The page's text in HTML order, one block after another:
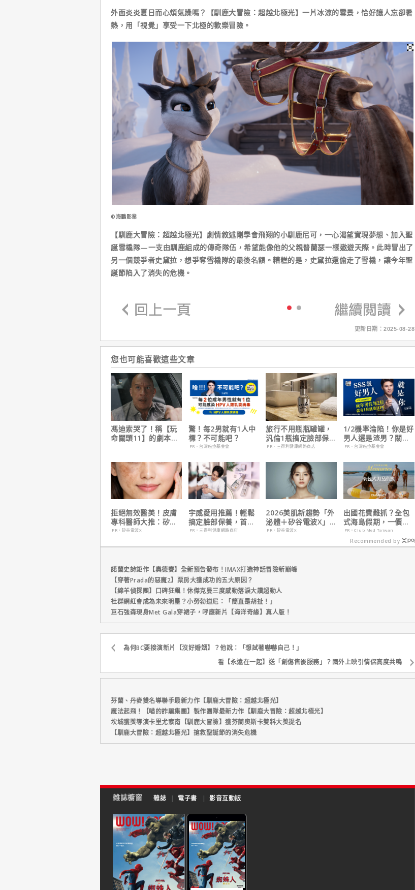
外面炎炎夏日而心煩氣躁嗎？【馴鹿大冒險：超越北極光】一片冰涼的雪景，恰好讓人忘卻暑
熱，用「視覺」享受一下北極的歡樂冒險。
©海鵬影業
【馴鹿大冒險：超越北極光】劇情敘述剛學會飛翔的小馴鹿尼可，一心渴望實現夢想、加入聖
誕雪橇隊—一支由馴鹿組成的傳奇隊伍，希望能像他的父親普蘭瑟一樣遨遊天際。此時冒出了
另一個競爭者史黛拉，想爭奪雪橇隊的最後名額。糟糕的是，史黛拉還偷走了雪橇，讓今年聖
誕節陷入了消失的危機。
更新日期：2025-08-28
您也可能喜歡這些文章
馮迪索哭了！稱【玩
命關頭11】的劇本是
驚！每2男就有1人中
標？不可能吧？
PR・台灣癌症基金會
旅行不用瓶瓶罐罐，
汎倫1瓶搞定臉部保
養！
PR・三得利健康網路商店
1/2機率淪陷！你是好
男人還是渣男？關鍵
在這
PR・台灣癌症基金會
拒絕無效醫美！皮膚
專科醫師大推：矽谷
電波 X 讓肌膚由內而
PR・矽谷電波X
宇威愛用推薦！輕鬆
搞定臉部保養，首購
只要$390
PR・三得利健康網路商店
2026美肌新趨勢「外
泌體＋矽谷電波X」聯
手，開啟高階養膚新
PR・矽谷電波X
出國花費難抓？全包
式海島假期，一價搞
定食宿玩樂，省錢更
省心！
PR・Club Med Taiwan
Recommended by
諾蘭史詩鉅作【奧德賽】全新預告發布！IMAX打造神話冒險新巔峰
【穿著Prada的惡魔2】票房大獲成功的五大原因？
【綿羊偵探團】口碑狂飆！休傑克曼三度感動落淚大讚超動人
社群網紅會成為未來明星？小勞勃道尼：「簡直是胡扯！」
巨石強森現身Met Gala穿裙子，呼應新片【海洋奇緣】真人版！
為何BC要接演新片【沒好婚姻】？他說：「想試著嚇嚇自己！」
看【永遠在一起】送「創傷售後服務」？國外上映引情侶高度共鳴
芬蘭、丹麥雙名導聯手最新力作【馴鹿大冒險：超越北極光】
魔法起飛！【喵的詐騙集團】製作團隊最新力作【馴鹿大冒險：超越北極光】
坎城獲獎導演卡里尤索南【馴鹿大冒險】獲芬蘭奧斯卡雙料大獎提名
【馴鹿大冒險：超越北極光】搶救聖誕節的消失危機
雜誌櫥窗 雜誌 | 電子書 | 影音互動版